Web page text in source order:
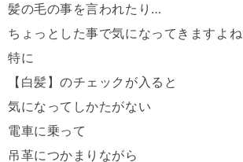
髪の毛の事を言われたり…
ちょっとした事で気になってきますよね
特に
【白髪】のチェックが入ると
気になってしかたがない
電車に乗って
吊革につかまりながら